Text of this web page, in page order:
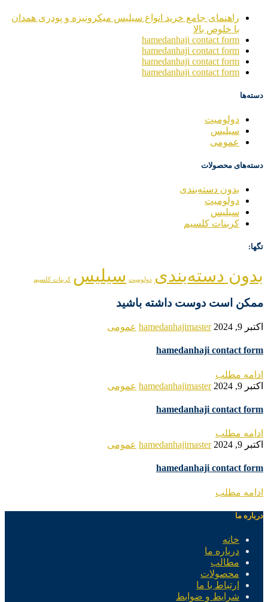
راهنمای جامع خرید انواع سیلیس میکرونیزه و پودری همدان
با خلوص بالا
hamedanhaji contact form
hamedanhaji contact form
hamedanhaji contact form
hamedanhaji contact form
دسته‌ها
دولومیت
سیلیس
عمومی
دسته‌های محصولات
بدون دسته‌بندی
دولومیت
سیلیس
کربنات کلسیم
تگها:
بدون دسته‌بندی دولومیت سیلیس کربنات کلسیم
ممکن است دوست داشته باشید
اکتبر 9, 2024 hamedanhajimaster عمومی
hamedanhaji contact form
ادامه مطلب
اکتبر 9, 2024
hamedanhajimaster عمومی
hamedanhaji contact form
ادامه مطلب
اکتبر 9, 2024
hamedanhajimaster عمومی
hamedanhaji contact form
ادامه مطلب
درباره ما
خانه
درباره ما
مطالب
محصولات
ارتباط با ما
شرایط و ضوابط